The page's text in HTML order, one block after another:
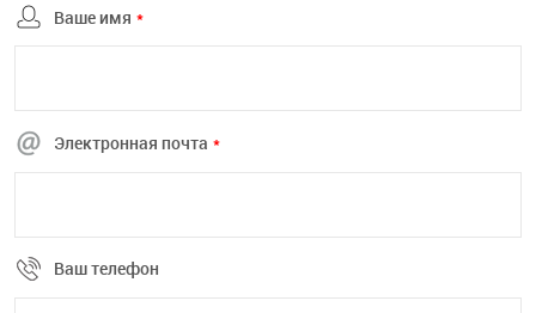
Ваше имя *
Электронная почта *
Ваш телефон